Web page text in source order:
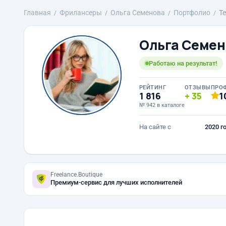
Главная Фрилансеры Ольга Семенова Портфолио
Ольга
Работаю на результат!
РЕЙТИНГ
1 816
№ 942 в каталоге
ОТЗЫВЫ
35
На сайте с 2020
Freelance.Boutique
Премиум-сервис для лучших исполнителей